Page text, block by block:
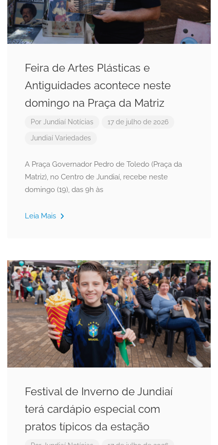
Feira de Artes Plásticas e
Antiguidades acontece neste
domingo na Praça da Matriz
Por Jundiaí Notícias 17 de julho de 2026
Jundiaí Variedades
A Praça Governador Pedro de Toledo (Praça da
Matriz), no Centro de Jundiaí, recebe neste
domingo (19), das 9h às
Leia Mais
Festival de Inverno de Jundiaí
terá cardápio especial com
pratos típicos da estação